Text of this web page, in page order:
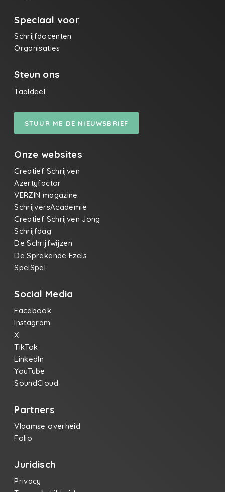
Speciaal voor
Schrijfdocenten
Organisaties
Steun ons
Taaldeel
STUUR ME DE NIEUWSBRIEF
Onze websites
Creatief Schrijven
Azertyfactor
VERZIN magazine
SchrijversAcademie
Creatief Schrijven Jong
Schrijfdag
De Schrijfwijzen
De Sprekende Ezels
SpelSpel
Social Media
Facebook
Instagram
X
TikTok
LinkedIn
YouTube
SoundCloud
Partners
Vlaamse overheid
Folio
Juridisch
Privacy